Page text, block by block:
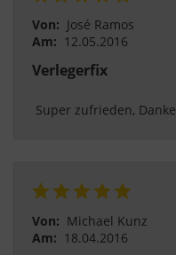
Von: José Ramos
Am: 12.05.2016
Verlegerfix
Super zufrieden, Danke
Von: Michael Kunz
Am: 18.04.2016